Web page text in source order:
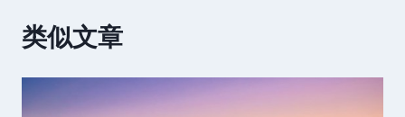
类似文章